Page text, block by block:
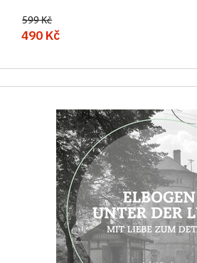
599 Kč
490 Kč